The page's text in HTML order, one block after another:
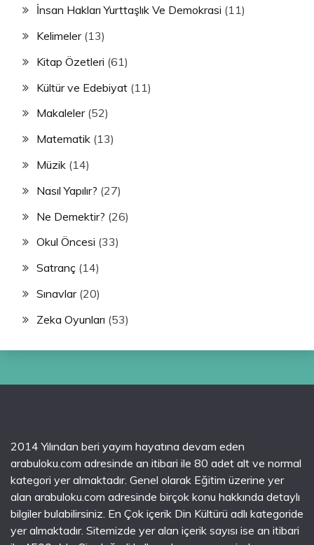
İnsan Hakları Yurttaşlık Ve Demokrasi (11)
Kelimeler(13)
Kitap Özetleri (61)
Kültür ve Edebiyat (11)
Makaleler(52)
Matematik (13)
Müzik (14)
Nasıl Yapılır? (27)
Ne Demektir? (26)
Okul Öncesi (33)
Satranç (14)
Sınavlar(20)
Zeka Oyunları (53)
2014 Yılından beri yayım hayatına devam eden
arabuloku.com adresinde an itibari ile 80 adet alt ve normal
kategori yer almaktadır. Genel olarak Eğitim üzerine yer
alan arabuloku.com adresinde birçok konu hakkında detaylı
bilgiler bulabilirsiniz. En Çok içerik Din Kültürü adlı kategoride
yer almaktadır. Sitemizde yer alan içerik sayısı ise an itibari